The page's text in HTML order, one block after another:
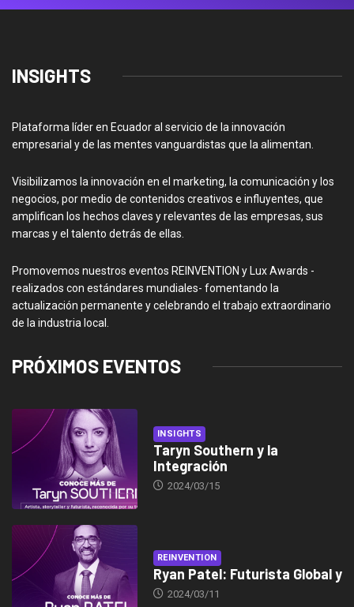
INSIGHTS
Plataforma líder en Ecuador al servicio de la innovación
empresarial y de las mentes vanguardistas que la alimentan.
Visibilizamos la innovación en el marketing, la comunicación y los
negocios, por medio de contenidos creativos e influyentes, que
amplifican los hechos claves y relevantes de las empresas, sus
marcas y el talento detrás de ellas.
Promovemos nuestros eventos REINVENTION y Lux Awards -
realizados con estándares mundiales- fomentando la
actualización permanente y celebrando el trabajo extraordinario
de la industria local.
PRÓXIMOS EVENTOS
INSIGHTS
Taryn Southern y la
Integración
2024/03/15
REINVENTION
Ryan Patel: Futurista Global y
2024/03/11